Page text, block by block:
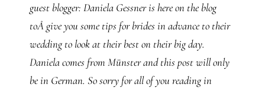
guest blogger: Daniela Gessner is here on the blog
toÂ give you some tips for brides in advance to their
wedding to look at their best on their big day.
Daniela comes from Münster and this post will only
be in German. So sorry for all of you reading in